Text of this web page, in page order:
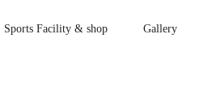
Sports Facility & shop Gallery